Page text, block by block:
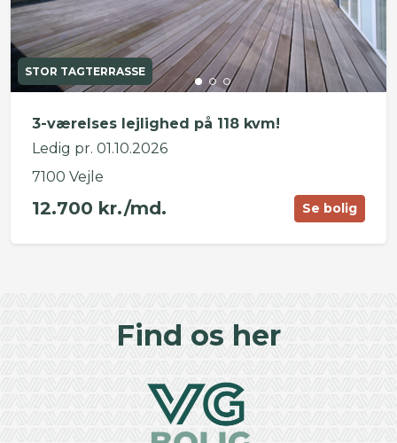
STOR TAGTERRASSE
3-værelses lejlighed på 118 kvm!
Ledig pr. 01.10.2026
7100 Vejle
12.700 kr./md. Se bolig
Find os her